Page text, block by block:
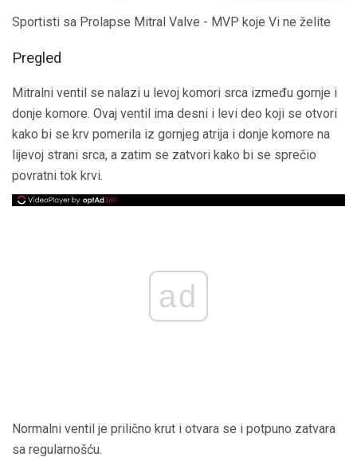
Sportisti sa Prolapse Mitral Valve - MVP koje Vi ne želite
Pregled
Mitralni ventil se nalazi u levoj komori srca između gornje i
donje komore. Ovaj ventil ima desni i levi deo koji se otvori
kako bi se krv pomerila iz gornjeg atrija i donje komore na
lijevoj strani srca, a zatim se zatvori kako bi se sprečio
povratni tok krvi.
ad
Normalni ventil je prilično krut i otvara se i potpuno zatvara
sa regularnošću.